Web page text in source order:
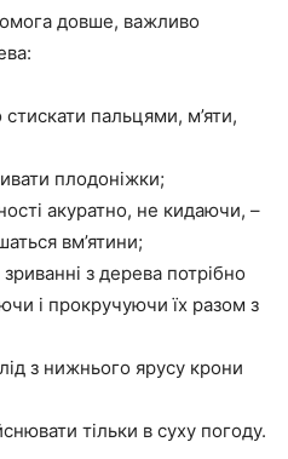
довше, важливо
пальцями, м’яти,
плодоніжки;
акуратно, не кидаючи, –
вм’ятини;
з дерева потрібно
і прокручуючи їх разом з
з нижнього ярусу крони
тільки в суху погоду.